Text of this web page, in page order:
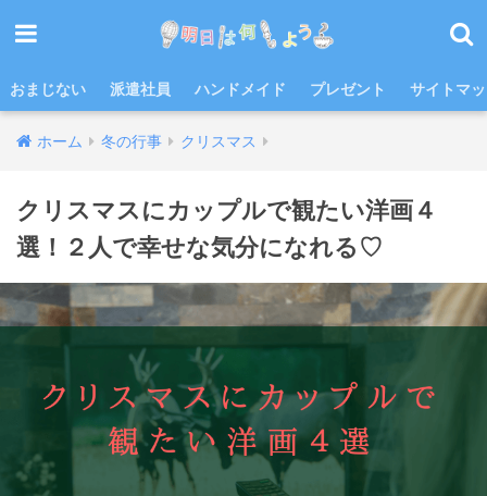
おまじない 派遣社員 ハンドメイド プレゼント サイトマ
ホーム 冬の行事 クリスマス
クリスマスにカップルで観たい洋画４
選！２人で幸せな気分になれる♡